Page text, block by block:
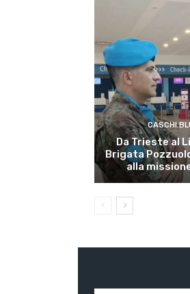
CASCHI
Da Trieste al
Brigata
alla